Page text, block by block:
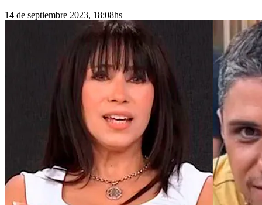
14 de septiembre 2023, 18:08hs